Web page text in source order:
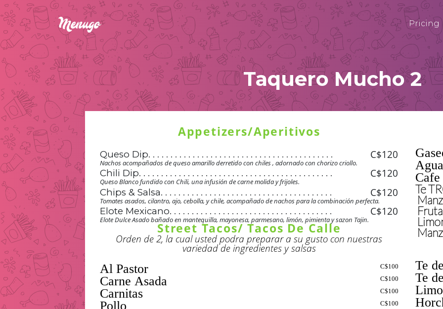
Pricing
Taquero Mucho 2
Appetizers/Aperitivos
Queso Dip. . . . . . . . . . . . . . . . . . . . . . . . . . . . . . . . . . . . . . . . . .
. . . . . . . . . . . . . . . . . . . . . . . . . . . . . . . . . . . . . . . . . .
. . . . . . . . . . . . . . . . . . . . . . . . . . . . . . . . . . . . . . . . . .
. . . . . . . . . . . . . . . . . . . . . . . . . . . . . . . . . . . . . . . . . .
. . . . . . . . . . . . . . . . . . . . . . . . . . . . . . . . . . . . . . . . . .
. . . . . . . . . . . . . . . . . . . . . . . . . . . . . . . . . . . . . . . . . .
. . . . . . . . . . . . . . . . . . . . . . . . . . . . . . . . . . . . . . . . . .
. . . . . . . . . . . . . . . . . . . . . . . . . . . . . . . . . . . . . . . . . .
. . . . . . . . . . . . . . . . . . . . . . . . . . . . . . . . . . . . . . . . . .
. . . . . . . . . . . . . . . . . . . . . . . . . . . . . . . . . . . . . . . . . .
. . . . . . . . . . . . . . . . . . . . . . . . . . . . . . . . . . . . . . . . . .
. . . . . . . . . . . . . . . . . . . . . . . . . . . . . . . . . . . . . . . . . .
. . . . . . . . . . . . . . . . . . . . . . . . . . . . . . . . . . . . . . . . . .
. . . . . . . . . . . . . . . . . . . . . . . . . . . . . . . . . . . . . . . . . .
C$120
Nachos acompañados de queso amarillo derretido con chiles , adornado con chorizo criollo.
Chili Dip. . . . . . . . . . . . . . . . . . . . . . . . . . . . . . . . . . . . . . . . . . . .
. . . . . . . . . . . . . . . . . . . . . . . . . . . . . . . . . . . . . . . . . . . .
. . . . . . . . . . . . . . . . . . . . . . . . . . . . . . . . . . . . . . . . . . . .
. . . . . . . . . . . . . . . . . . . . . . . . . . . . . . . . . . . . . . . . . . . .
. . . . . . . . . . . . . . . . . . . . . . . . . . . . . . . . . . . . . . . . . . . .
. . . . . . . . . . . . . . . . . . . . . . . . . . . . . . . . . . . . . . . . . . . .
. . . . . . . . . . . . . . . . . . . . . . . . . . . . . . . . . . . . . . . . . . . .
. . . . . . . . . . . . . . . . . . . . . . . . . . . . . . . . . . . . . . . . . . . .
. . . . . . . . . . . . . . . . . . . . . . . . . . . . . . . . . . . . . . . . . . . .
. . . . . . . . . . . . . . . . . . . . . . . . . . . . . . . . . . . . . . . . . . . .
. . . . . . . . . . . . . . . . . . . . . . . . . . . . . . . . . . . . . . . . . . . .
. . . . . . . . . . . . . . . . . . . . . . . . . . . . . . . . . . . . . . . . . . . .
. . . . . . . . . . . . . . . . . . . . . . . . . . . . . . . . . . . . . . . . . . . .
. . . . . . . . . . . . . . . . . . . . . . . . . . . . . . . . . . . . . . . . . . . .
C$120
Queso Blanco fundido con Chili, una infusión de carne molida y frijoles.
Chips & Salsa. . . . . . . . . . . . . . . . . . . . . . . . . . . . . . . . . . . . . . .
. . . . . . . . . . . . . . . . . . . . . . . . . . . . . . . . . . . . . . .
. . . . . . . . . . . . . . . . . . . . . . . . . . . . . . . . . . . . . . .
. . . . . . . . . . . . . . . . . . . . . . . . . . . . . . . . . . . . . . .
. . . . . . . . . . . . . . . . . . . . . . . . . . . . . . . . . . . . . . .
. . . . . . . . . . . . . . . . . . . . . . . . . . . . . . . . . . . . . . .
. . . . . . . . . . . . . . . . . . . . . . . . . . . . . . . . . . . . . . .
. . . . . . . . . . . . . . . . . . . . . . . . . . . . . . . . . . . . . . .
. . . . . . . . . . . . . . . . . . . . . . . . . . . . . . . . . . . . . . .
C$120
Tomates asados, cilantro, ajo, cebolla, y chile, acompañado de nachos para la combinación perfecta.
Elote Mexicano. . . . . . . . . . . . . . . . . . . . . . . . . . . . . . . . . . . . .
. . . . . . . . . . . . . . . . . . . . . . . . . . . . . . . . . . . . .
. . . . . . . . . . . . . . . . . . . . . . . . . . . . . . . . . . . . .
. . . . . . . . . . . . . . . . . . . . . . . . . . . . . . . . . . . . .
. . . . . . . . . . . . . . . . . . . . . . . . . . . . . . . . . . . . .
. . . . . . . . . . . . . . . . . . . . . . . . . . . . . . . . . . . . .
C$120
Elote Dulce Asado bañado en mantequilla, mayonesa, parmesano, limón, pimienta y sazon Tajin.
Street Tacos/ Tacos De Calle
Orden de 2, la cual usted podra preparar a su gusto con nuestras
variedad de ingredientes y salsas
Al Pastor C$100
C$100
Carnitas C$100
C$100
Cafe
Te
Te
Te